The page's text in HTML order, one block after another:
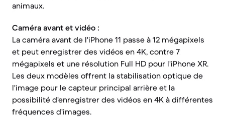
animaux.
Caméra avant et vidéo :
La caméra avant de l'iPhone 11 passe à 12 mégapixels
et peut enregistrer des vidéos en 4K, contre 7
mégapixels et une résolution Full HD pour l'iPhone XR.
Les deux modèles offrent la stabilisation optique de
l'image pour le capteur principal arrière et la
possibilité d'enregistrer des vidéos en 4K à différentes
fréquences d'images.